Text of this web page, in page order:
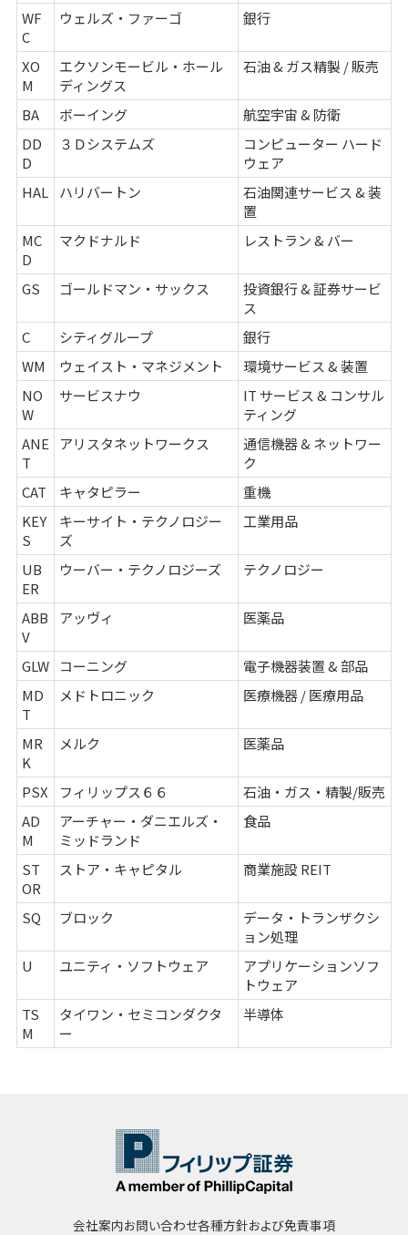
WF
C
ウェルズ・ファーゴ 銀行
XO
M
エクソンモービル・ホール
ディングス
石油 & ガス精製 / 販売
BA ボーイング
航空宇宙 & 防衛
DD
D
３Ｄシステムズ
コンピューター ハード
ウェア
HAL
ハリバートン
石油関連サービス & 装
置
MC
D
マクドナルド レストラン & バー
GS ゴールドマン・サックス
投資銀行 & 証券サービ
ス
C
シティグループ
銀行
WM
ウェイスト・マネジメント
環境サービス & 装置
NO
W
サービスナウ
IT サービス & コンサル
ティング
ANE
T
アリスタネットワークス
通信機器 & ネットワー
ク
CAT
キャタピラー
重機
KEY
S
キーサイト・テクノロジー
ズ
工業用品
UB
ER
ウーバー・テクノロジーズ テクノロジー
ABB
V
アッヴィ 医薬品
GLW コーニング
電子機器装置 & 部品
MD
T
メドトロニック 医療機器 / 医療用品
MR
K
メルク 医薬品
PSX フィリップス６６
石油・ガス・精製/販売
AD
M
アーチャー・ダニエルズ・
ミッドランド
食品
ST
OR
ストア・キャピタル 商業施設 REIT
SQ ブロック
データ・トランザクシ
ョン処理
U
ユニティ・ソフトウェア
アプリケーションソフ
トウェア
TS
M
タイワン・セミコンダクタ
ー
半導体
会社案内お問い合わせ各種方針および免責事項